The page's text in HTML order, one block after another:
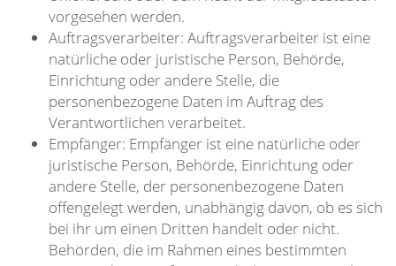
vorgesehen werden.
Auftragsverarbeiter: Auftragsverarbeiter ist eine
natürliche oder juristische Person, Behörde,
Einrichtung oder andere Stelle, die
personenbezogene Daten im Auftrag des
Verantwortlichen verarbeitet.
Empfänger: Empfänger ist eine natürliche oder
juristische Person, Behörde, Einrichtung oder
andere Stelle, der personenbezogene Daten
offengelegt werden, unabhängig davon, ob es sich
bei ihr um einen Dritten handelt oder nicht.
Behörden, die im Rahmen eines bestimmten